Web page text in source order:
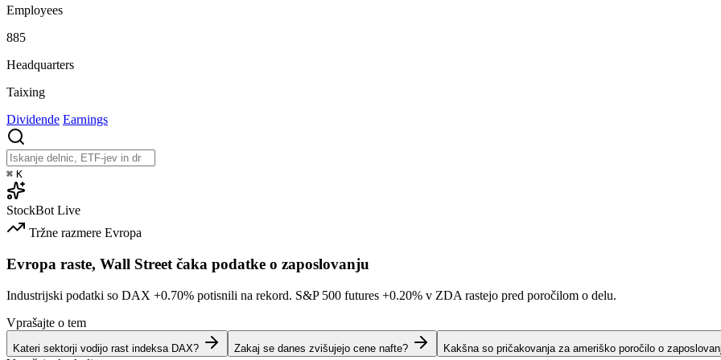
Employees
885
Headquarters
Taixing
Dividende Earnings
⌘ K
StockBot Live
Tržne razmere Evropa
Evropa raste, Wall Street čaka podatke o zaposlovanju
Industrijski podatki so DAX +0.70% potisnili na rekord. S&P 500 futures +0.20% v ZDA rastejo pred poročilom o delu.
Vprašajte o tem
Kateri sektorji vodijo rast indeksa DAX? Zakaj se danes zvišujejo cene nafte? Kakšna so pričakovanja za ameriško poročilo o